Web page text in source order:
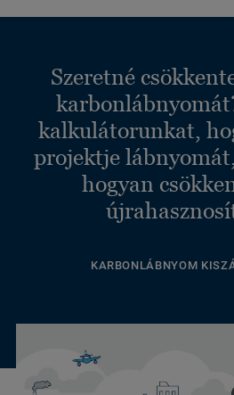
Szeretné
kalkulátorunkat,
projektje
hogyan
KARBONLÁBNYOM